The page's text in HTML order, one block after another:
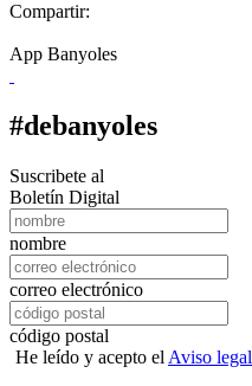
Compartir:
App Banyoles
#debanyoles
Suscribete al
Boletín Digital
nombre
correo electrónico
código postal
He leído y acepto el Aviso legal